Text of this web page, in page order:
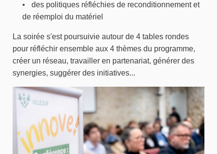
des politiques réfléchies de reconditionnement et
de réemploi du matériel
La soirée s'est poursuivie autour de 4 tables rondes
pour réfléchir ensemble aux 4 thèmes du programme,
créer un réseau, travailler en partenariat, générer des
synergies, suggérer des initiatives...